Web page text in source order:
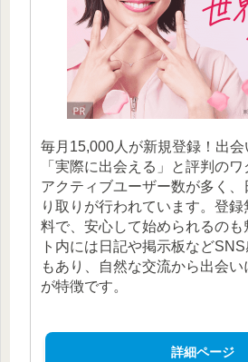
毎月15,000人が新規登録！出
「実際に出会える」と評判のワ
アクティブユーザー数が多く
り取りが行われています。登
料で、安心して始められるのも
ト内には日記や掲示板など
もあり、自然な交流から出会
が特徴です。
詳細ページ